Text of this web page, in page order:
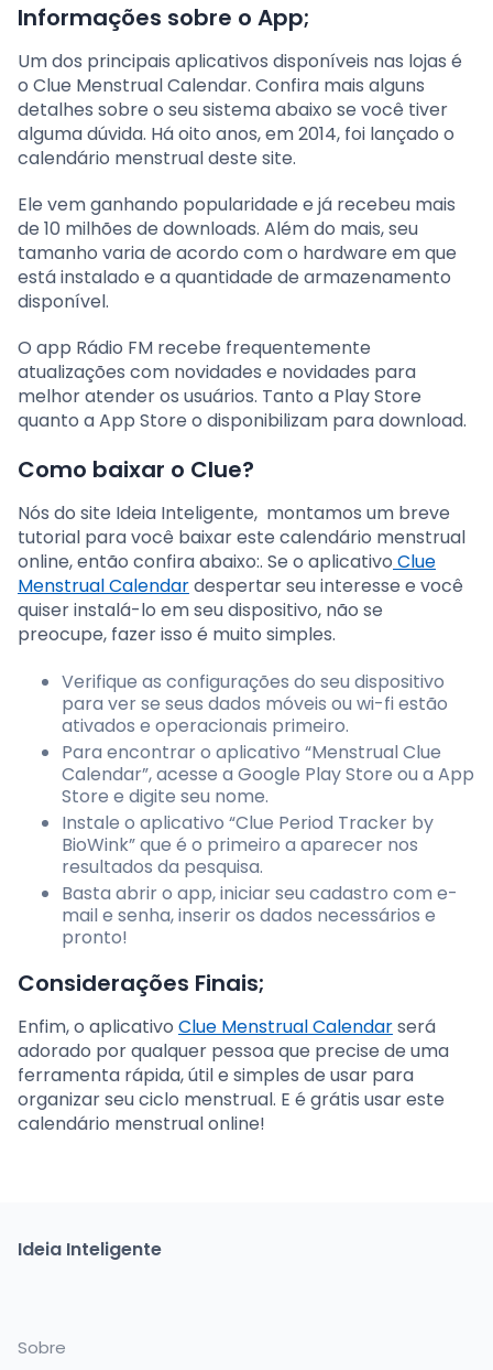
Informações sobre o App;
Um dos principais aplicativos disponíveis nas lojas é
o Clue Menstrual Calendar. Confira mais alguns
detalhes sobre o seu sistema abaixo se você tiver
alguma dúvida. Há oito anos, em 2014, foi lançado o
calendário menstrual deste site.
Ele vem ganhando popularidade e já recebeu mais
de 10 milhões de downloads. Além do mais, seu
tamanho varia de acordo com o hardware em que
está instalado e a quantidade de armazenamento
disponível.
O app Rádio FM recebe frequentemente
atualizações com novidades e novidades para
melhor atender os usuários. Tanto a Play Store
quanto a App Store o disponibilizam para download.
Como baixar o Clue?
Nós do site Ideia Inteligente, montamos um breve
tutorial para você baixar este calendário menstrual
online, então confira abaixo:. Se o aplicativo Clue
Menstrual Calendardespertar seu interesse e você
quiser instalá-lo em seu dispositivo, não se
preocupe, fazer isso é muito simples.
Verifique as configurações do seu dispositivo
para ver se seus dados móveis ou wi-fi estão
ativados e operacionais primeiro.
Para encontrar o aplicativo “Menstrual Clue
Calendar”, acesse a Google Play Store ou a App
Store e digite seu nome.
Instale o aplicativo “Clue Period Tracker by
BioWink” que é o primeiro a aparecer nos
resultados da pesquisa.
Basta abrir o app, iniciar seu cadastro com e-
mail e senha, inserir os dados necessários e
pronto!
Considerações Finais;
Enfim, o aplicativo Clue Menstrual Calendarserá
adorado por qualquer pessoa que precise de uma
ferramenta rápida, útil e simples de usar para
organizar seu ciclo menstrual. E é grátis usar este
calendário menstrual online!
Ideia Inteligente
Sobre